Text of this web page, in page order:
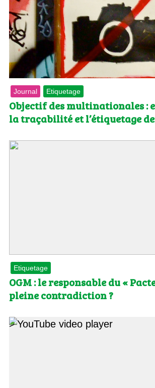
Journal Etiquetage
Objectif des multinationales :
la traçabilité et l’étiquetage
Etiquetage
OGM : le responsable du «
pleine contradiction ?
>